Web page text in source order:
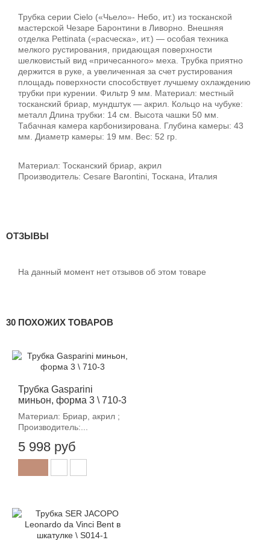
Трубка серии Cielo («Чьело»- Небо, ит.) из тосканской
мастерской Чезаре Баронтини в Ливорно. Внешняя
отделка Pettinata («расческа», ит.) — особая техника
мелкого рустирования, придающая поверхности
шелковистый вид «причесанного» меха. Трубка приятно
держится в руке, а увеличенная за счет рустирования
площадь поверхности способствует лучшему охлаждению
трубки при курении. Фильтр 9 мм. Материал: местный
тосканский бриар, мундштук — акрил. Кольцо на чубуке:
металл Длина трубки: 14 см. Высота чашки 50 мм.
Табачная камера карбонизирована. Глубина камеры: 43
мм. Диаметр камеры: 19 мм. Вес: 52 гр.
Материал: Тосканский бриар, акрил
Производитель: Cesare Barontini, Тоскана, Италия
ОТЗЫВЫ
На данный момент нет отзывов об этом товаре
30 ПОХОЖИХ ТОВАРОВ
Трубка Gasparini
миньон, форма 3 \ 710-3
Материал: Бриар, акрил ;
Производитель:...
5 998 руб